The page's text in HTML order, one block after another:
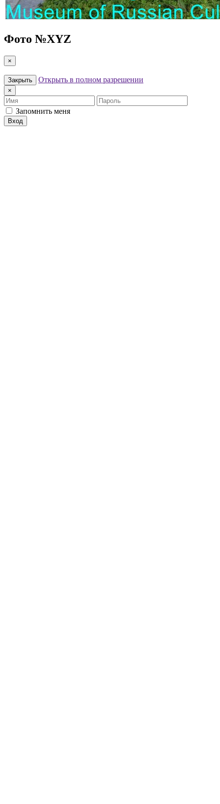
Фото №XYZ
×
Закрыть Открыть в полном разрешении
×
Имя
Пароль
Запомнить меня
Вход